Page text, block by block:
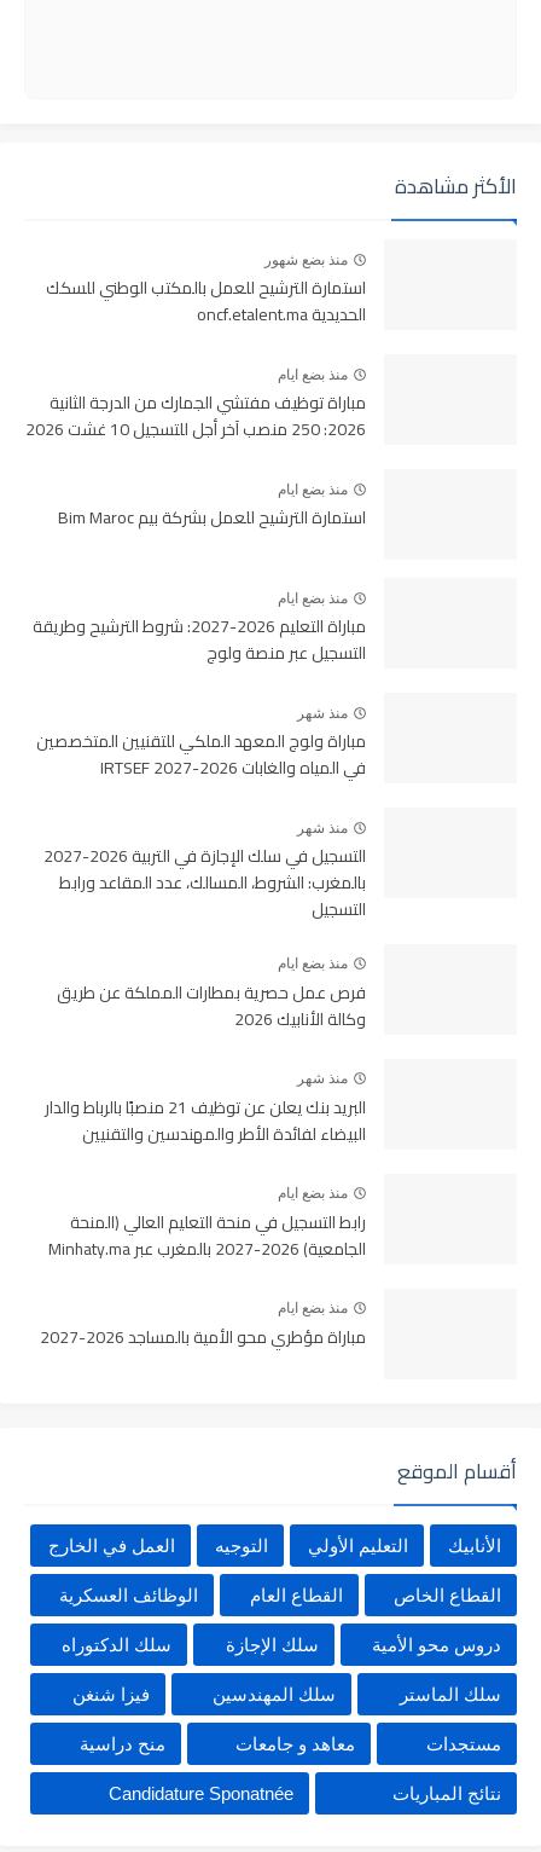
الأكثر مشاهدة
منذ بضع شهور
استمارة الترشيح للعمل بالمكتب الوطني للسكك
الحديدية oncf.etalent.ma
منذ بضع ايام
مباراة توظيف مفتشي الجمارك من الدرجة الثانية
2026: 250 منصب آخر أجل للتسجيل 10 غشت 2026
منذ بضع ايام
استمارة الترشيح للعمل بشركة بيم Bim Maroc
منذ بضع ايام
مباراة التعليم 2026-2027: شروط الترشيح وطريقة
التسجيل عبر منصة ولوج
منذ شهر
مباراة ولوج المعهد الملكي للتقنيين المتخصصين
في المياه والغابات 2026-2027 IRTSEF
منذ شهر
التسجيل في سلك الإجازة في التربية 2026-2027
بالمغرب: الشروط، المسالك، عدد المقاعد ورابط
التسجيل
منذ بضع ايام
فرص عمل حصرية بمطارات المملكة عن طريق
وكالة الأنابيك 2026
منذ شهر
البريد بنك يعلن عن توظيف 21 منصبًا بالرباط والدار
البيضاء لفائدة الأطر والمهندسين والتقنيين
منذ بضع ايام
رابط التسجيل في منحة التعليم العالي (المنحة
الجامعية) 2026-2027 بالمغرب عبر Minhaty.ma
منذ بضع ايام
مباراة مؤطري محو الأمية بالمساجد 2026-2027
أقسام الموقع
الأنابيك التعليم الأولي التوجيه العمل في الخارج
القطاع الخاص القطاع العام الوظائف العسكرية
دروس محو الأمية سلك الإجازة سلك الدكتوراه
سلك الماستر سلك المهندسين فيزا شنغن
مستجدات معاهد و جامعات منح دراسية
نتائج المباريات Candidature Sponatnée